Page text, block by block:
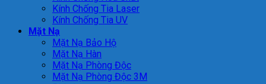
Kính Chống Tia Laser
Kính Chống Tia UV
Mặt Nạ
Mặt Nạ Bảo Hộ
Mặt Nạ Hàn
Mặt Nạ Phòng Độc
Mặt Nạ Phòng Độc 3M